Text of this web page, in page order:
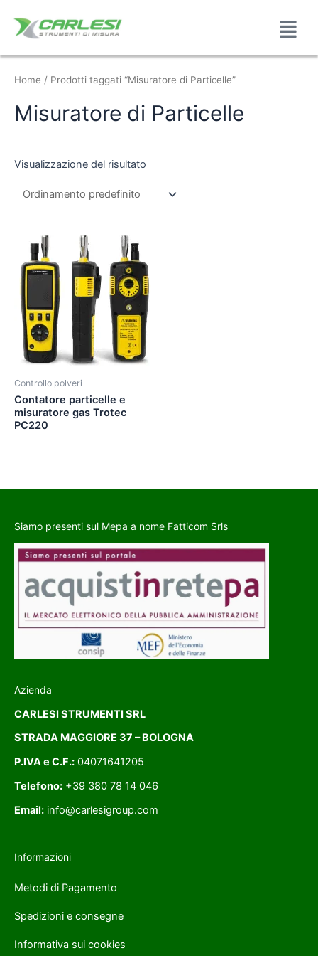
Home / Prodotti taggati “Misuratore di Particelle”
Misuratore di Particelle
Visualizzazione del risultato
Controllo polveri
Contatore particelle e
misuratore gas Trotec
PC220
Siamo presenti sul Mepa a nome Fatticom Srls
Azienda
CARLESI STRUMENTI SRL
STRADA MAGGIORE 37 – BOLOGNA
P.IVA e C.F.: 04071641205
Telefono: +39 380 78 14 046
Email: info@carlesigroup.com
Informazioni
Metodi di Pagamento
Spedizioni e consegne
Informativa sui cookies